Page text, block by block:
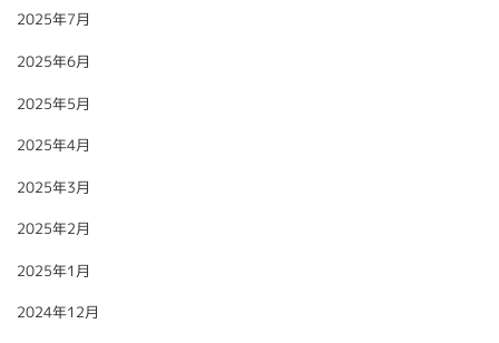
2025年7月
2025年6月
2025年5月
2025年4月
2025年3月
2025年2月
2025年1月
2024年12月